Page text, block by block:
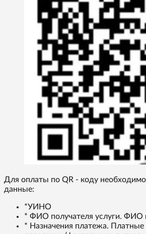
Для оплаты по QR - коду
данные:
*УИНО
* ФИО получателя услуги. ФИО
* Назначения платежа. Платные